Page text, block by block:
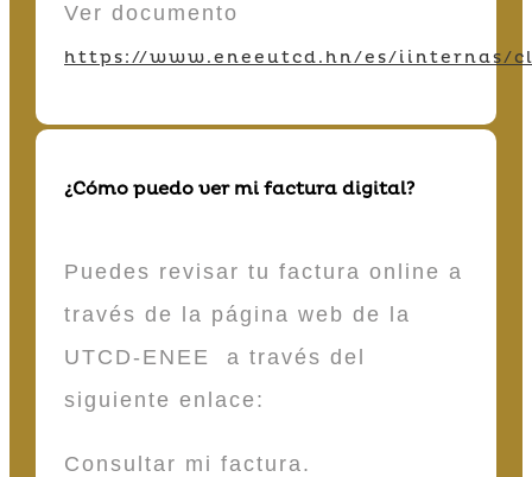
Ver documento
https://www.eneeutcd.hn/es/iinternas/
¿Cómo puedo ver mi factura digital?
Puedes revisar tu factura online a
través de la página web de la
UTCD-ENEE a través del
siguiente enlace:
Consultar mi factura.